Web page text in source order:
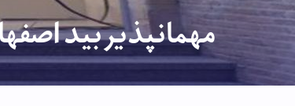
مهمانپذیر بید